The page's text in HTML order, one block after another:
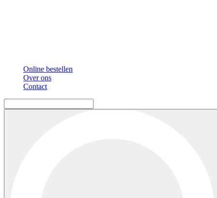
Online bestellen
Over ons
Contact